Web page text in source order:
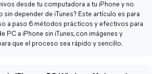
desde tu computadora a tu iPhone y no
sin depender de iTunes? Este artículo es para
a paso 6 métodos prácticos y efectivos para
PC a iPhone sin iTunes, con imágenes y
que el proceso sea rápido y sencillo.